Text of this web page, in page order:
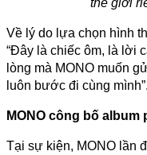
Về lý do lựa chọn hình
“Đây là chiếc ôm, là lời
lòng mà MONO muốn
luôn bước đi cùng mình”.
MONO công bố
Tại sự kiện, MONO lần